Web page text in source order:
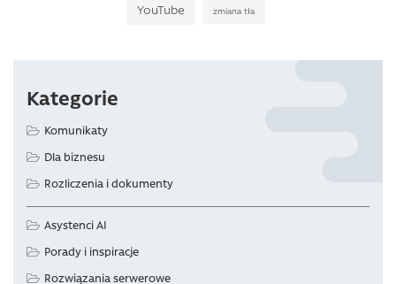
YouTube zmiana tła
Kategorie
Komunikaty
Dla biznesu
Rozliczenia i dokumenty
Asystenci AI
Porady i inspiracje
Rozwiązania serwerowe